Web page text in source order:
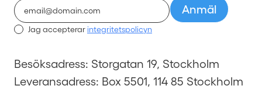
Jag accepterar integritetspolicyn
Besöksadress: Storgatan 19, Stockholm
Leveransadress: Box 5501, 114 85 Stockholm